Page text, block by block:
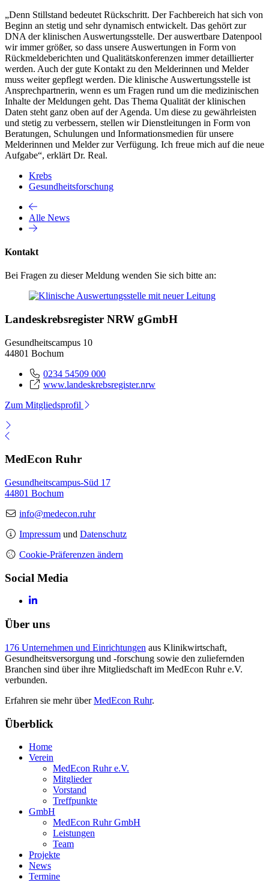
„Denn Stillstand bedeutet Rückschritt. Der Fachbereich hat sich von
Beginn an stetig und sehr dynamisch entwickelt. Das gehört zur
DNA der klinischen Auswertungsstelle. Der auswertbare Datenpool
wir immer größer, so dass unsere Auswertungen in Form von
Rückmeldeberichten und Qualitätskonferenzen immer detaillierter
werden. Auch der gute Kontakt zu den Melderinnen und Melder
muss weiter gepflegt werden. Die klinische Auswertungsstelle ist
Ansprechpartnerin, wenn es um Fragen rund um die medizinischen
Inhalte der Meldungen geht. Das Thema Qualität der klinischen
Daten steht ganz oben auf der Agenda. Um diese zu gewährleisten
und stetig zu verbessern, stellen wir Dienstleitungen in Form von
Beratungen, Schulungen und Informationsmedien für unsere
Melderinnen und Melder zur Verfügung. Ich freue mich auf die neue
Aufgabe“, erklärt Dr. Real.
Krebs
Gesundheitsforschung
Alle News
Kontakt
Bei Fragen zu dieser Meldung wenden Sie sich bitte an:
Landeskrebsregister NRW gGmbH
Gesundheitscampus 10
44801 Bochum
0234 54509 000
www.landeskrebsregister.nrw
Zum Mitgliedsprofil
MedEcon Ruhr
Gesundheitscampus-Süd 17
44801 Bochum
info@medecon.ruhr
Impressum und Datenschutz
Cookie-Präferenzen ändern
Social Media
Über uns
176 Unternehmen und Einrichtungen aus Klinikwirtschaft,
Gesundheitsversorgung und -forschung sowie den zuliefernden
Branchen sind über ihre Mitgliedschaft im MedEcon Ruhr e.V.
verbunden.
Erfahren sie mehr überMedEcon Ruhr.
Überblick
Home
Verein
MedEcon Ruhr e.V.
Mitglieder
Vorstand
Treffpunkte
GmbH
MedEcon Ruhr GmbH
Leistungen
Team
Projekte
News
Termine